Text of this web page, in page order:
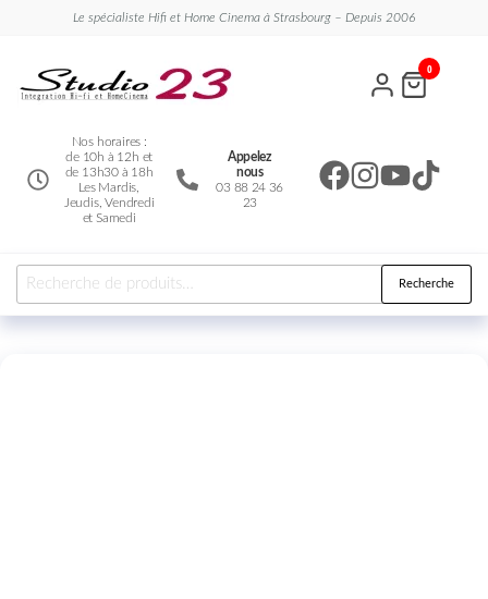
Le spécialiste Hifi et Home Cinema à Strasbourg – Depuis 2006
Nos horaires :
de 10h à 12h et
de 13h30 à 18h
Les Mardis,
Jeudis, Vendredi
et Samedi
Appelez
nous
03 88 24 36
23
0
Recherche